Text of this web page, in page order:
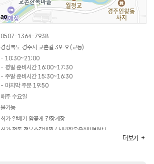
0507-1364-7938
경상북도 경주시 교촌길 39-9 (교동)
- 10:30~21:00
- 평일 준비시간 16:00~17:30
- 주말 준비시간 15:30~16:30
- 마지막 주문 19:50
매주 수요일
불가능
최가 알배기 암꽃게 간장게장
최가 전통 전복소갈비찜 / 천년한우육회비빔밥 /
더보기